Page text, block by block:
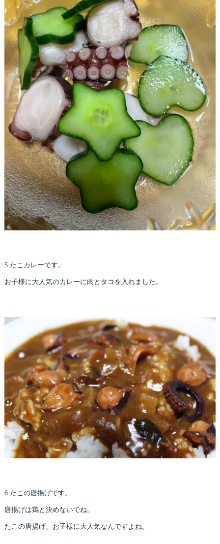
5.たこカレーです。
お子様に大人気のカレーに肉とタコを入れました。
6.たこの唐揚げです。
唐揚げは鶏と決めないでね。
たこの唐揚げ、お子様に大人気なんですよね。